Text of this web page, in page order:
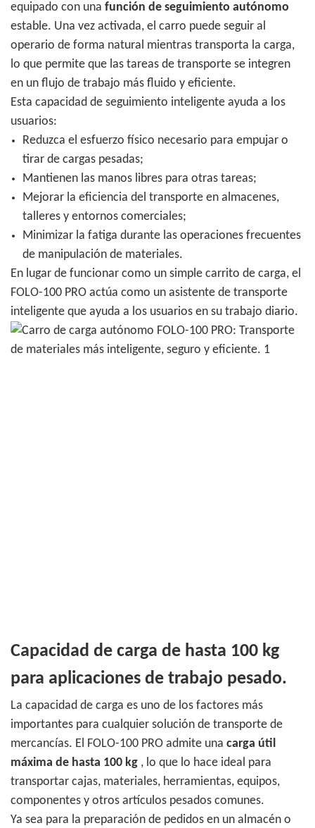
equipado con una función de seguimiento autónomo
estable. Una vez activada, el carro puede seguir al
operario de forma natural mientras transporta la carga,
lo que permite que las tareas de transporte se integren
en un flujo de trabajo más fluido y eficiente.
Esta capacidad de seguimiento inteligente ayuda a los
usuarios:
Reduzca el esfuerzo físico necesario para empujar o
tirar de cargas pesadas;
Mantienen las manos libres para otras tareas;
Mejorar la eficiencia del transporte en almacenes,
talleres y entornos comerciales;
Minimizar la fatiga durante las operaciones frecuentes
de manipulación de materiales.
En lugar de funcionar como un simple carrito de carga, el
FOLO-100 PRO actúa como un asistente de transporte
inteligente que ayuda a los usuarios en su trabajo diario.
Capacidad de carga de hasta 100 kg
para aplicaciones de trabajo pesado.
La capacidad de carga es uno de los factores más
importantes para cualquier solución de transporte de
mercancías. El FOLO-100 PRO admite una carga útil
máxima de hasta 100 kg , lo que lo hace ideal para
transportar cajas, materiales, herramientas, equipos,
componentes y otros artículos pesados ​​comunes.
Ya sea para la preparación de pedidos en un almacén o